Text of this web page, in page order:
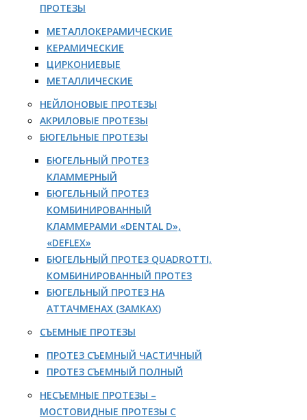
ПРОТЕЗЫ
МЕТАЛЛОКЕРАМИЧЕСКИЕ
КЕРАМИЧЕСКИЕ
ЦИРКОНИЕВЫЕ
МЕТАЛЛИЧЕСКИЕ
НЕЙЛОНОВЫЕ ПРОТЕЗЫ
АКРИЛОВЫЕ ПРОТЕЗЫ
БЮГЕЛЬНЫЕ ПРОТЕЗЫ
БЮГЕЛЬНЫЙ ПРОТЕЗ
КЛАММЕРНЫЙ
БЮГЕЛЬНЫЙ ПРОТЕЗ
КОМБИНИРОВАННЫЙ
КЛАММЕРАМИ «DENTAL D»,
«DEFLEX»
БЮГЕЛЬНЫЙ ПРОТЕЗ QUADROTTI,
КОМБИНИРОВАННЫЙ ПРОТЕЗ
БЮГЕЛЬНЫЙ ПРОТЕЗ НА
АТТАЧМЕНАХ (ЗАМКАХ)
СЪЕМНЫЕ ПРОТЕЗЫ
ПРОТЕЗ СЪЕМНЫЙ ЧАСТИЧНЫЙ
ПРОТЕЗ СЪЕМНЫЙ ПОЛНЫЙ
НЕСЪЕМНЫЕ ПРОТЕЗЫ –
МОСТОВИДНЫЕ ПРОТЕЗЫ С